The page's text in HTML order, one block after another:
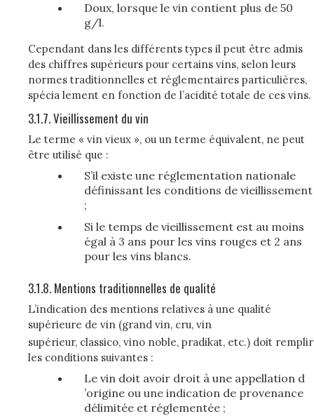
Doux, lorsque le vin contient plus de 50
g/l.
Cependant dans les différents types il peut être admis
des chiffres supérieurs pour certains vins, selon leurs
normes traditionnelles et réglementaires particulières,
spécia­ lement en fonction de l’acidité totale de ces vins.
3.1.7. Vieillissement du vin
Le terme « vin vieux », ou un terme équivalent, ne peut
être utilisé que :
S’il existe une réglementation nationale
définissant les conditions de vieillissement
;
Si le temps de vieillissement est au moins
égal à 3 ans pour les vins rouges et 2 ans
pour les vins blancs.
3.1.8. Mentions traditionnelles de qualité
L’indication des mentions relatives à une qualité
supérieure de vin (grand vin, cru, vin
supérieur, classico, vino noble, pradikat, etc.) doit remplir
les conditions suivantes :
Le vin doit avoir droit à une appellation d
’origine ou une indication de provenance
délimitée et réglementée ;